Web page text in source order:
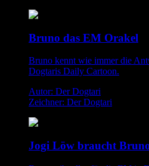
Bruno das EM Orakel
Bruno kennt wie immer die
Dogtaris Daily Cartoon.
Autor: Der Dogtari
Zeichner: Der Dogtari
Jogi Löw braucht